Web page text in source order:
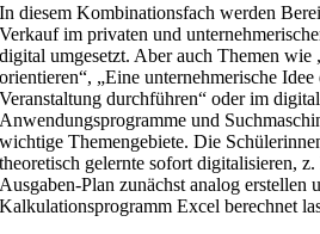
In diesem Kombinationsfach werden
Verkauf im privaten und
digital umgesetzt. Aber auch Themen
orientieren“, „Eine unternehmerische
Veranstaltung durchführen“ oder im
Anwendungsprogramme und
wichtige Themengebiete. Die
theoretisch gelernte sofort digitalisieren,
Ausgaben-Plan zunächst analog erstellen
Kalkulationsprogramm Excel berechnet